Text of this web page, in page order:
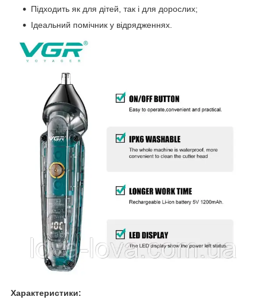
Підходить як для дітей, так і для дорослих;
Ідеальний помічник у відрядженнях.
Характеристики: